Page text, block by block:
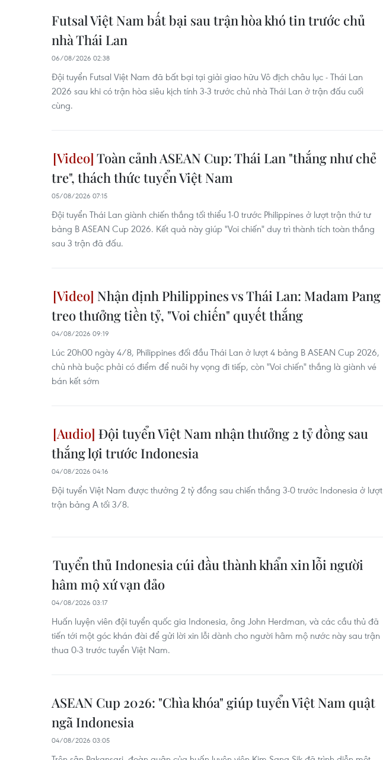
Futsal Việt Nam bất bại sau trận hòa khó tin trước chủ
nhà Thái Lan
06/08/2026 02:38
Đội tuyển Futsal Việt Nam đã bất bại tại giải giao hữu Vô địch châu lục - Thái Lan
2026 sau khi có trận hòa siêu kịch tính 3-3 trước chủ nhà Thái Lan ở trận đấu cuối
cùng.
Toàn cảnh ASEAN Cup: Thái Lan "thắng như chẻ
tre", thách thức tuyển Việt Nam
05/08/2026 07:15
Đội tuyển Thái Lan giành chiến thắng tối thiểu 1-0 trước Philippines ở lượt trận thứ tư
bảng B ASEAN Cup 2026. Kết quả này giúp "Voi chiến" duy trì thành tích toàn thắng
sau 3 trận đã đấu.
Nhận định Philippines vs Thái Lan: Madam Pang
treo thưởng tiền tỷ, "Voi chiến" quyết thắng
04/08/2026 09:19
Lúc 20h00 ngày 4/8, Philippines đối đầu Thái Lan ở lượt 4 bảng B ASEAN Cup 2026,
chủ nhà buộc phải có điểm để nuôi hy vọng đi tiếp, còn "Voi chiến" thắng là giành vé
bán kết sớm
Đội tuyển Việt Nam nhận thưởng 2 tỷ đồng sau
thắng lợi trước Indonesia
04/08/2026 04:16
Đội tuyển Việt Nam được thưởng 2 tỷ đồng sau chiến thắng 3-0 trước Indonesia ở lượt
trận bảng A tối 3/8.
Tuyển thủ Indonesia cúi đầu thành khẩn xin lỗi người
hâm mộ xứ vạn đảo
04/08/2026 03:17
Huấn luyện viên đội tuyển quốc gia Indonesia, ông John Herdman, và các cầu thủ đã
tiến tới một góc khán đài để gửi lời xin lỗi dành cho người hâm mộ nước này sau trận
thua 0-3 trước tuyển Việt Nam.
ASEAN Cup 2026: "Chìa khóa" giúp tuyển Việt Nam quật
ngã Indonesia
04/08/2026 03:05